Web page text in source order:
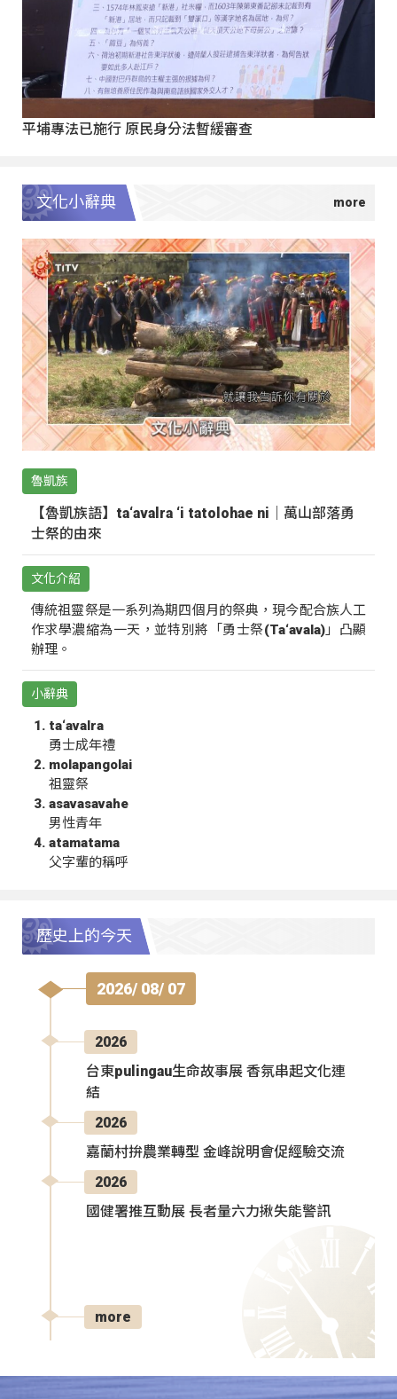
平埔專法已施行 原民身分法暫緩審查
文化小辭典
魯凱族
【魯凱族語】ta‘avalra ‘i tatolohae ni｜萬山部落勇
士祭的由來
文化介紹
傳統祖靈祭是一系列為期四個月的祭典，現今配合族人工
作求學濃縮為一天，並特別將「勇士祭(Ta‘avala)」凸顯
辦理。
小辭典
ta‘avalra
勇士成年禮
molapangolai
祖靈祭
asavasavahe
男性青年
atamatama
父字輩的稱呼
歷史上的今天
2026/ 08/ 07
2026
台東pulingau生命故事展 香氛串起文化連
結
2026
嘉蘭村拚農業轉型 金峰說明會促經驗交流
2026
國健署推互動展 長者量六力揪失能警訊
more